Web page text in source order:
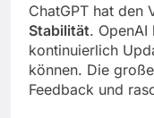
ChatGPT hat den
Stabilität. OpenAI
kontinuierlich
können. Die
Feedback und